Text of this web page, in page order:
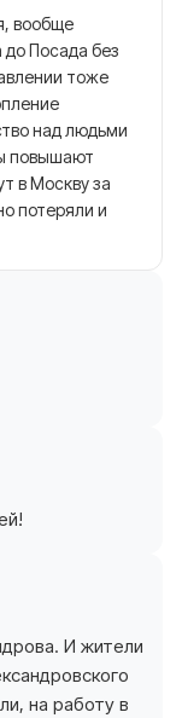
вообще
Посада без
тоже
над людьми
повышают
в Москву за
потеряли и
И жители
на работу в